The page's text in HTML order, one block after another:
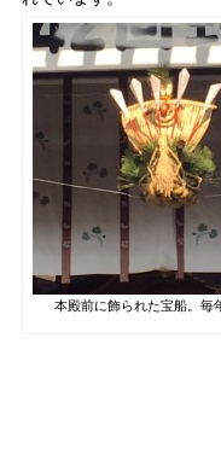
本殿前に飾られた宝船。毎